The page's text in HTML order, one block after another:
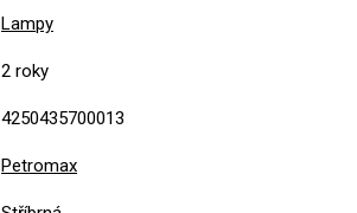
Lampy
2 roky
4250435700013
Petromax